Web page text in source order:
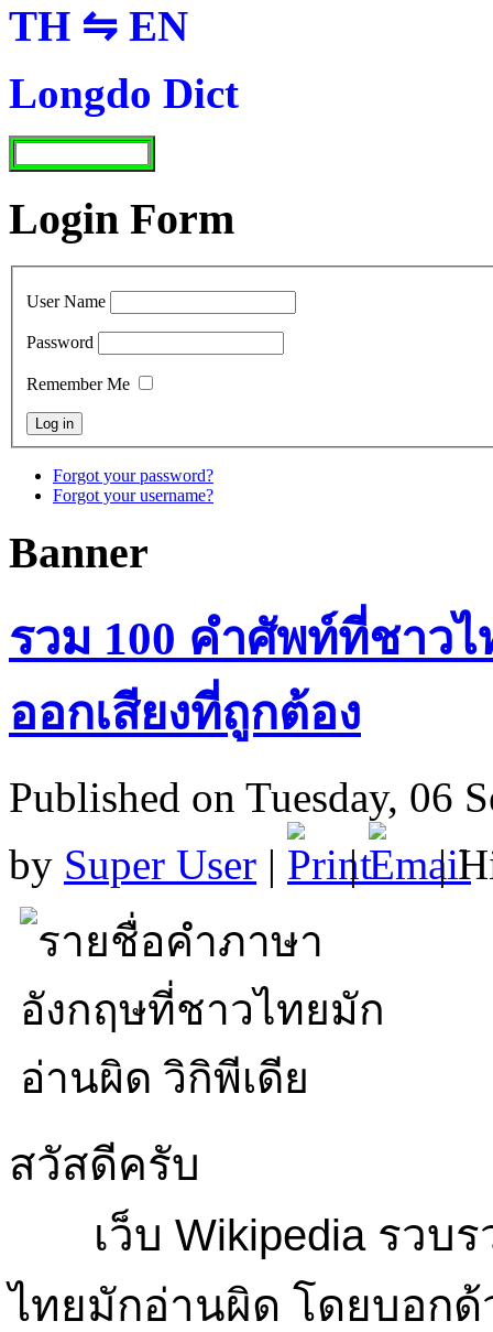
TH ⇋ EN
Longdo Dict
Login Form
User Name
Password
Remember Me
Forgot your password?
Forgot your username?
Banner
รวม 100 คำศัพท์ที่ชาว
ออกเสียงที่ถูกต้อง
Published on Tuesday, 06
by Super User | | |
สวัสดีครับ
เว็บ Wikipedia รวบ
ไทยมักอ่านผิด โดยบอกด้